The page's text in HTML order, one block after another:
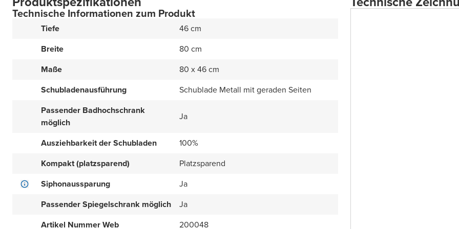
Technische Informationen zum Produkt
Tiefe
46 cm
Breite
80 cm
Maße
80 x 46 cm
Schubladenausführung
Schublade Metall mit geraden Seiten
Passender Badhochschrank
möglich
Ja
Ausziehbarkeit der Schubladen
100%
Kompakt (platzsparend)
Platzsparend
Siphonaussparung
Ja
Passender Spiegelschrank möglich
Ja
Artikel Nummer Web
200048